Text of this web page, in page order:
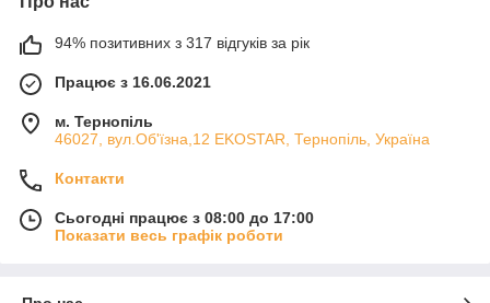
94% позитивних з 317 відгуків за рік
Працює з 16.06.2021
м. Тернопіль
46027, вул.Об'їзна,12 EKOSTAR, Тернопіль, Україна
Контакти
Сьогодні працює з 08:00 до 17:00
Показати весь графік роботи